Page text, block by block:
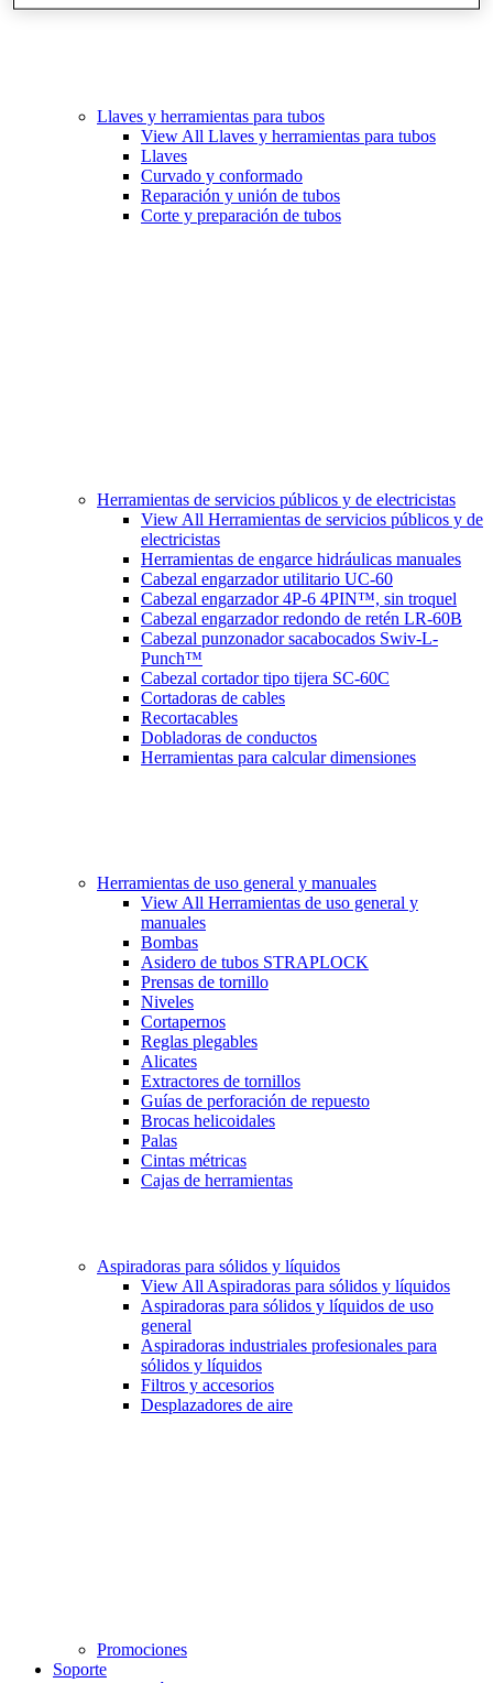
Llaves y herramientas para tubos
View All Llaves y herramientas para tubos
Llaves
Curvado y conformado
Reparación y unión de tubos
Corte y preparación de tubos
Herramientas de servicios públicos y de electricistas
View All Herramientas de servicios públicos y de
electricistas
Herramientas de engarce hidráulicas manuales
Cabezal engarzador utilitario UC-60
Cabezal engarzador 4P-6 4PIN™, sin troquel
Cabezal engarzador redondo de retén LR-60B
Cabezal punzonador sacabocados Swiv-L-
Punch™
Cabezal cortador tipo tijera SC-60C
Cortadoras de cables
Recortacables
Dobladoras de conductos
Herramientas para calcular dimensiones
Herramientas de uso general y manuales
View All Herramientas de uso general y
manuales
Bombas
Asidero de tubos STRAPLOCK
Prensas de tornillo
Niveles
Cortapernos
Reglas plegables
Alicates
Extractores de tornillos
Guías de perforación de repuesto
Brocas helicoidales
Palas
Cintas métricas
Cajas de herramientas
Aspiradoras para sólidos y líquidos
View All Aspiradoras para sólidos y líquidos
Aspiradoras para sólidos y líquidos de uso
general
Aspiradoras industriales profesionales para
sólidos y líquidos
Filtros y accesorios
Desplazadores de aire
Promociones
Soporte